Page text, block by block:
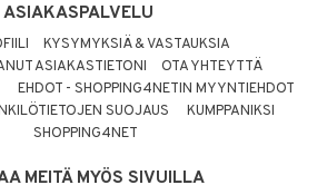
ASIAKASPALVELU
KYSYMYKSIÄ & VASTAUKSIA
ASIAKASTIETONI
OTA YHTEYTTÄ
EHDOT - SHOPPING4NETIN MYYNTIEHDOT
SUOJAUS
KUMPPANIKSI
SHOPPING4NET
MEITÄ MYÖS SIVUILLA